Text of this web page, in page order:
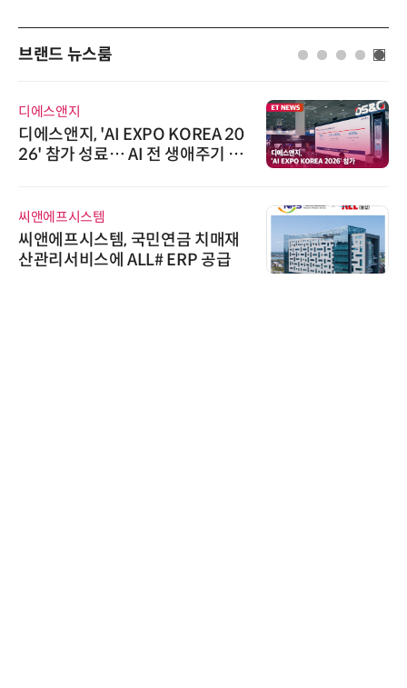
브랜드 뉴스룸
디에스앤지
디에스앤지, 'AI EXPO KOREA 20
26' 참가 성료… AI 전 생애주기 아
씨앤에프시스템
씨앤에프시스템, 국민연금 치매재
산관리서비스에 ALL# ERP 공급